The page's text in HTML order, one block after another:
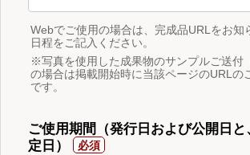
Webでご使用の場合は、完成品URLをお知
日程をご記入ください。
※写真を使用した成果物のサンプルご送付
の場合は掲載開始時に当該ページのURLの
です。
ご使用期間（発行日および公開日
定日）